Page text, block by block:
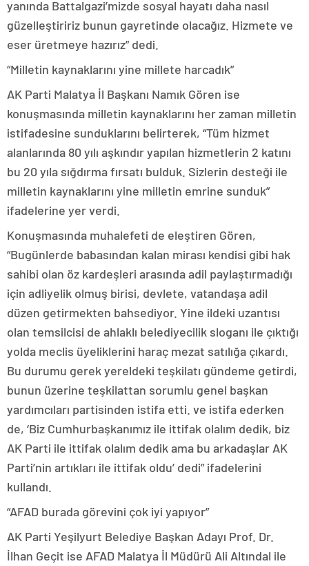
yanında Battalgazi’mizde sosyal hayatı daha nasıl
güzelleştiririz bunun gayretinde olacağız. Hizmete ve
eser üretmeye hazırız” dedi.
“Milletin kaynaklarını yine millete harcadık”
AK Parti Malatya İl Başkanı Namık Gören ise
konuşmasında milletin kaynaklarını her zaman milletin
istifadesine sunduklarını belirterek, “Tüm hizmet
alanlarında 80 yılı aşkındır yapılan hizmetlerin 2 katını
bu 20 yıla sığdırma fırsatı bulduk. Sizlerin desteği ile
milletin kaynaklarını yine milletin emrine sunduk”
ifadelerine yer verdi.
Konuşmasında muhalefeti de eleştiren Gören,
“Bugünlerde babasından kalan mirası kendisi gibi hak
sahibi olan öz kardeşleri arasında adil paylaştırmadığı
için adliyelik olmuş birisi, devlete, vatandaşa adil
düzen getirmekten bahsediyor. Yine ildeki uzantısı
olan temsilcisi de ahlaklı belediyecilik sloganı ile çıktığı
yolda meclis üyeliklerini haraç mezat satılığa çıkardı.
Bu durumu gerek yereldeki teşkilatı gündeme getirdi,
bunun üzerine teşkilattan sorumlu genel başkan
yardımcıları partisinden istifa etti. ve istifa ederken
de, ‘Biz Cumhurbaşkanımız ile ittifak olalım dedik, biz
AK Parti ile ittifak olalım dedik ama bu arkadaşlar AK
Parti’nin artıkları ile ittifak oldu’ dedi” ifadelerini
kullandı.
“AFAD burada görevini çok iyi yapıyor”
AK Parti Yeşilyurt Belediye Başkan Adayı Prof. Dr.
İlhan Geçit ise AFAD Malatya İl Müdürü Ali Altındal ile